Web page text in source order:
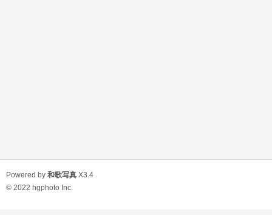
Powered by 和歌写真 X3.4
© 2022 hgphoto Inc.